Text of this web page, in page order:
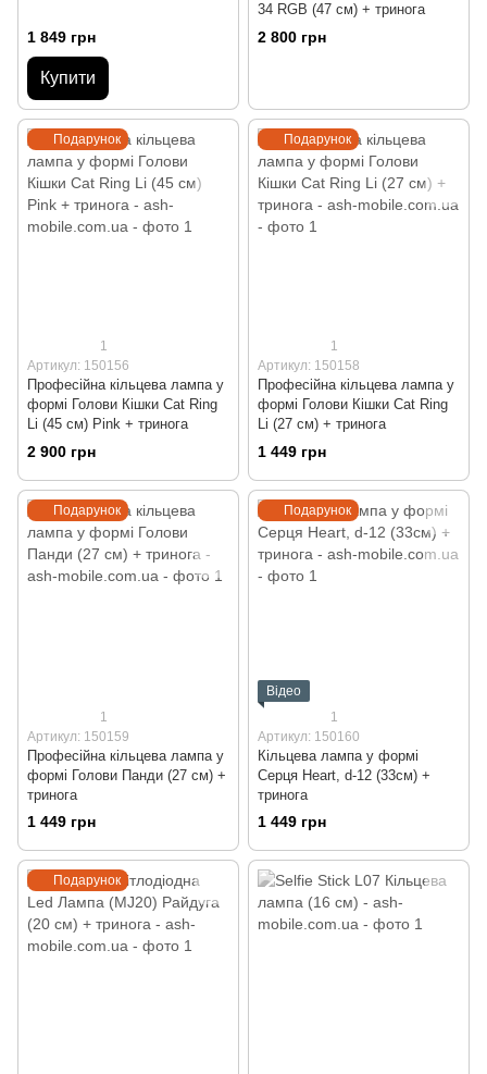
1 849 грн
Купити
34 RGB (47 см) + тринога
2 800 грн
Подарунок
1
Артикул: 150156
Професійна кільцева лампа у
формі Голови Кішки Cat Ring
Li (45 см) Pink + тринога
2 900 грн
Подарунок
1
Артикул: 150158
Професійна кільцева лампа у
формі Голови Кішки Cat Ring
Li (27 см) + тринога
1 449 грн
Подарунок
1
Артикул: 150159
Професійна кільцева лампа у
формі Голови Панди (27 см) +
тринога
1 449 грн
Подарунок
Відео
1
Артикул: 150160
Кільцева лампа у формі
Серця Heart, d-12 (33см) +
тринога
1 449 грн
Подарунок